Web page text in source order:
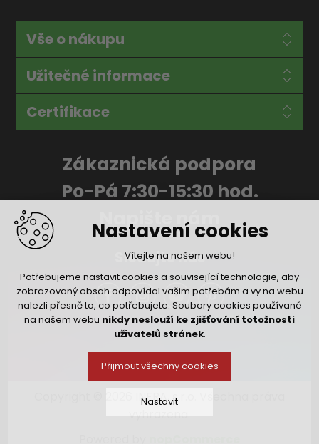
Vše o nákupu
Užitečné informace
Certifikace
Zákaznická podpora
Po-Pá 7:30-15:30 hod.
Napište nám
Sledujte nás
Copyright © 2026 INFRA, s.r.o. Všechna práva
vyhrazena.
Nastavení cookies
Vítejte na našem webu!
Potřebujeme nastavit cookies a související technologie, aby
zobrazovaný obsah odpovídal vašim potřebám a vy na webu
nalezli přesně to, co potřebujete. Soubory cookies používané
na našem webu nikdy neslouží ke zjišťování totožnosti
uživatelů stránek.
Přijmout všechny cookies
Nastavit